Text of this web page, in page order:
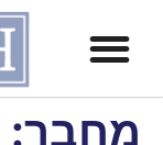
מחבר: